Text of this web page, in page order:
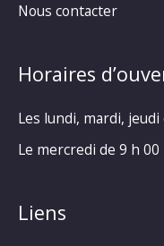
Nous contacter
Horaires
Les lundi, mardi,
Le mercredi de 9 h
Liens